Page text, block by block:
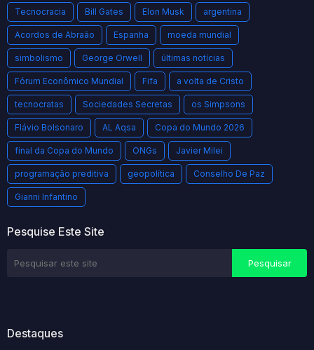
Tecnocracia Bill Gates Elon Musk argentina
Acordos de Abraão Espanha moeda mundial
simbolismo George Orwell últimas notícias
Fórum Econômico Mundial Fifa a volta de Cristo
tecnocratas Sociedades Secretas os Simpsons
Flávio Bolsonaro AL Aqsa Copa do Mundo 2026
final da Copa do Mundo ONGs Javier Milei
programação preditiva geopolítica Conselho De Paz
Gianni Infantino
Pesquise Este Site
Destaques